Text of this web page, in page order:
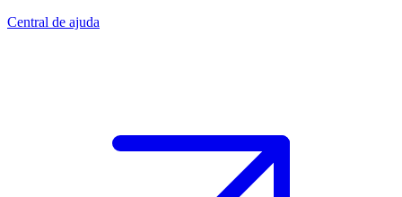
Central de ajuda